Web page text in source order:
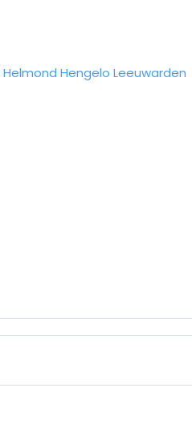
Helmond Hengelo Leeuwarden